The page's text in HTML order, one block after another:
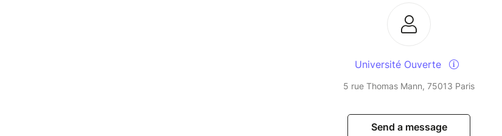
Université Ouverte
5 rue Thomas Mann, 75013 Paris
Send a message